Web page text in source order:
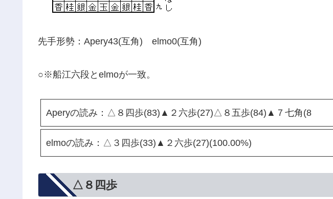
先手形勢：Apery43(互角) elmo0(互角)
○※船江六段とelmoが一致。
Aperyの読み：△８四歩(83)▲２六歩(27)△８五歩(84)▲７七角(8
elmoの読み：△３四歩(33)▲２六歩(27)(100.00%)
△８四歩